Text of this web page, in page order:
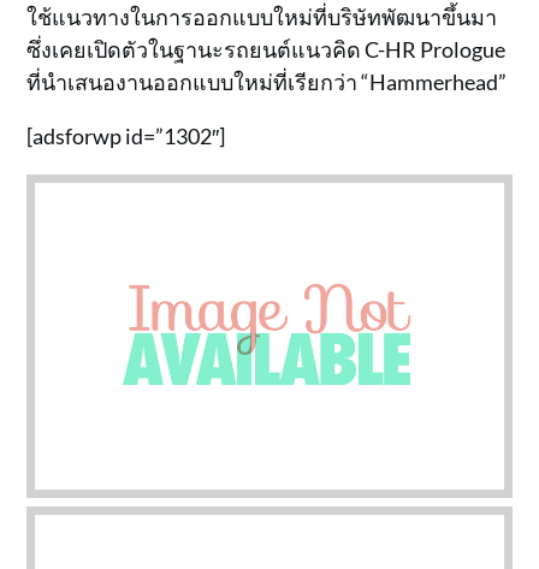
ใช้แนวทางในการออกแบบใหม่ที่บริษัทพัฒนาขึ้นมา
ซึ่งเคยเปิดตัวในฐานะรถยนต์แนวคิด C-HR Prologue
ที่นำเสนองานออกแบบใหม่ที่เรียกว่า “Hammerhead”
[adsforwp id=”1302″]